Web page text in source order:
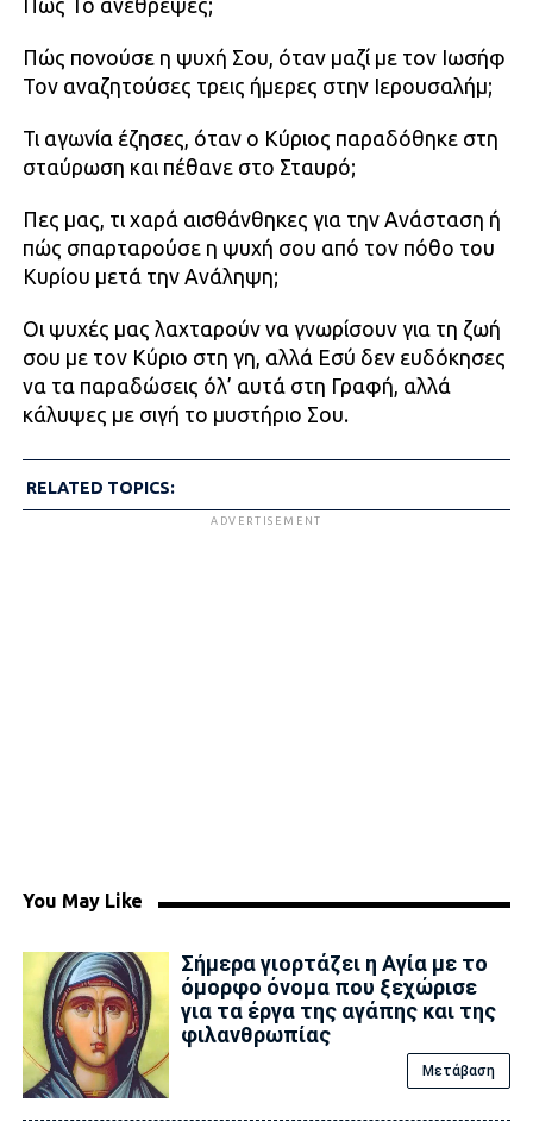
Πώς Το ανέθρεψες;
Πώς πονούσε η ψυχή Σου, όταν μαζί με τον Ιωσήφ
Τον αναζητούσες τρεις ήμερες στην Ιερουσαλήμ;
Τι αγωνία έζησες, όταν ο Κύριος παραδόθηκε στη
σταύρωση και πέθανε στο Σταυρό;
Πες μας, τι χαρά αισθάνθηκες για την Ανάσταση ή
πώς σπαρταρούσε η ψυχή σου από τον πόθο του
Κυρίου μετά την Ανάληψη;
Οι ψυχές μας λαχταρούν να γνωρίσουν για τη ζωή
σου με τον Κύριο στη γη, αλλά Εσύ δεν ευδόκησες
να τα παραδώσεις όλ’ αυτά στη Γραφή, αλλά
κάλυψες με σιγή το μυστήριο Σου.
RELATED TOPICS:
ADVERTISEMENT
You May Like
Σήμερα γιορτάζει η Αγία με το
όμορφο όνομα που ξεχώρισε
για τα έργα της αγάπης και της
φιλανθρωπίας
Μετάβαση